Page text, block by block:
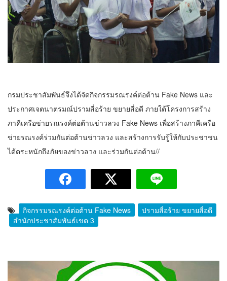
กรมประชาสัมพันธ์จึงได้จัดกิจกรรมรณรงค์ต่อต้าน Fake News และ
ประกาศเจตนาตรมณ์ปรามสื่อร้าย ขยายสื่อดี ภายใต้โครงการสร้าง
ภาคีเครือข่ายรณรงค์ต่อต้านข่าวลวง Fake News เพื่อสร้างภาคีเครือ
ข่ายรณรงค์ร่วมกันต่อต้านข่าวลวง และสร้างการรับรู้ให้กับประชาชน
ได้ตระหนักถึงภัยของข่าวลวง และร่วมกันต่อต้าน//
กิจกรรมรณรงค์ต่อต้าน Fake News
ปรามสื่อร้าย ขยายสื่อดี
สำนักประชาสัมพันธ์เขต 3